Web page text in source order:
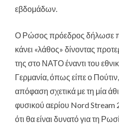
εβδομάδων.
Ο Ρώσος πρόεδρος δήλωσε
κάνει «λάθος» δίνοντας
της στο ΝΑΤΟ έναντι του
Γερμανία, όπως είπε ο
απόφαση σχετικά με τη μία
φυσικού αερίου Nord Stream
ότι θα είναι δυνατό για τη